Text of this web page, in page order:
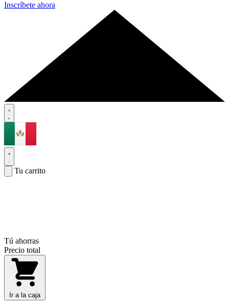
Inscríbete ahora
Tu carrito
Tú ahorras
Precio total
Ir a la caja